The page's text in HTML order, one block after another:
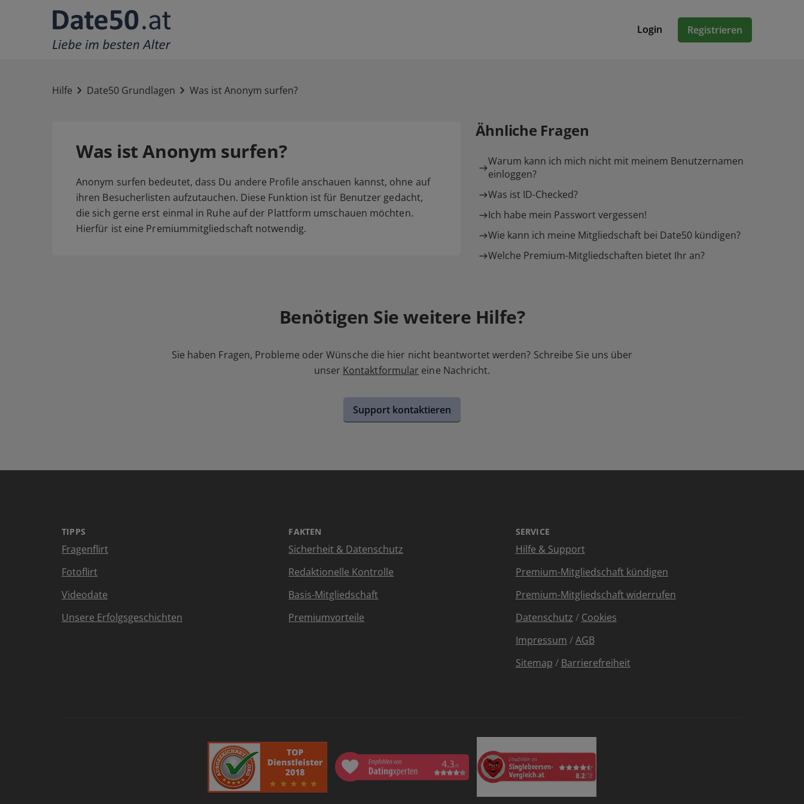
Login Registrieren
Hilfe Date50 Grundlagen Was ist Anonym surfen?
Was ist Anonym surfen?
Anonym surfen bedeutet, dass Du andere Profile anschauen kannst, ohne auf
ihren Besucherlisten aufzutauchen. Diese Funktion ist für Benutzer gedacht,
die sich gerne erst einmal in Ruhe auf der Plattform umschauen möchten.
Hierfür ist eine Premiummitgliedschaft notwendig.
Ähnliche Fragen
Warum kann ich mich nicht mit meinem Benutzernamen
einloggen?
Was ist ID-Checked?
Ich habe mein Passwort vergessen!
Wie kann ich meine Mitgliedschaft bei Date50 kündigen?
Welche Premium-Mitgliedschaften bietet Ihr an?
Benötigen Sie weitere Hilfe?
Sie haben Fragen, Probleme oder Wünsche die hier nicht beantwortet werden? Schreibe Sie uns über
unser Kontaktformular eine Nachricht.
Support kontaktieren
TIPPS
Fragenflirt
Fotoflirt
Videodate
Unsere Erfolgsgeschichten
FAKTEN
Sicherheit & Datenschutz
Redaktionelle Kontrolle
Basis-Mitgliedschaft
Premiumvorteile
SERVICE
Hilfe & Support
Premium-Mitgliedschaft kündigen
Premium-Mitgliedschaft widerrufen
Datenschutz / Cookies
Impressum /AGB
Sitemap / Barrierefreiheit